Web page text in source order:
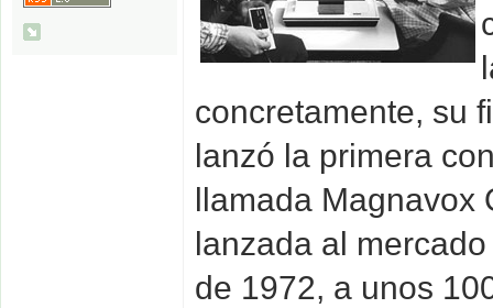
concretamente, su
lanzó la primera
llamada
lanzada al
de 1972, a unos